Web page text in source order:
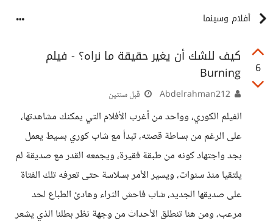
أفلام وسينما
6
كيف للشك أن يغير حقيقة ما نراه؟ - فيلم
Burning
قبل سنتين
الفيلم الكوري، وواحد من أغرب الأفلام التي يمكنك مشاهدتها،
على الرغم من بساطة قصته، تبدأ مع شاب كوري بسيط يعمل
بجد واجتهاد كونه من طبقة فقيرة، ويجمعه القدر مع صديقة لم
يلتقيا منذ سنوات، ويسير الأمر بسلاسة حتى تعرفه تلك الفتاة
على صديقها الجديد، شاب فاحش الثراء وهادئ الطباع لحد
مرعب، ومن هنا تنطلق الأحداث من وجهة نظر بطلنا الذي يشعر